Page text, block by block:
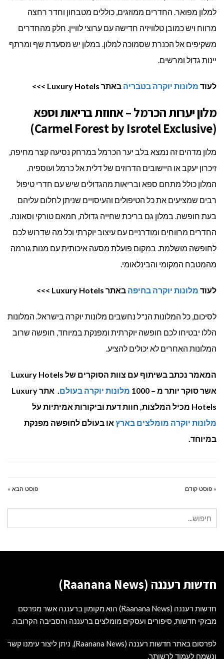
למלון מפואר. החדרים ממוזגים, כוללים מטבחון וחדר רחצה
מרווח ויש כמובן טלוויזיה חדישה עם ערוצי לוויין. חלק מהחדרים
משקיפים אל הכנרת שסמוכה למלון. במלון יש מסעדת שף ומרתף
יינות גדול ומרשים.
לעוד מלונות יוקרה בטבריה באתר Luxury Hotels >>>
מלון יערות הכרמל – אחוזת בריאות וספא
(Carmel Forest by Isrotel Exclusive)
מלון מדהים זה נמצא בלב יער הכרמל במרחק נסיעה קצר מחיפה,
זיכרון יעקב או היישובים הדרוזים של דלית אל כרמל ועוספיה.
המלון כולל מתחם ספא ובריאות מהגדולים שיש עם חדרי טיפול
רבים שמציעים את כל הטיפולים והעיסויים שניתן לחלום עליהם
בעת חופשה. במלון גם בריכת שחייה גדולה, חמאם טורקי וסאונה.
החדרים מרווחים ומודרניים עם עיצוב יוקרתי וכל מה שדרוש לכם
לחופשה מושלמת. במקום פועלת מסעה איכותית עם מנות גורמה
מהמטבח המקומי והבינלאומי.
לעוד מלונות יוקרה בחיפה באתר Luxury Hotels >>>
לסיכום, כל המלונות הנ"ל נחשבים מלונות יוקרה בישראל. המלונות
הללו יבטיחו לכם חופשה יוקרתית ומפנקת במיוחד, חופשה שרוב
המלונות האחרים לא יכולים להציע.
המאמר נכתב בשיתוף עם צוות הסוקרים של Luxury Hotels
אשר סוקר יותר מ – 1000
מלונות יוקרה בעולם
. אתר Luxury
Hotels מכיל המלצות, חוות דעת וביקורות אמיתיות על
מלונות יוקרה מומלצים בארץ או בעולם לחופשה מפנקת
במיוחד.
« פוסט קודם פוסט הבא »
עבור:
חדשות רעננה (Raanana News)
חדשות רעננה (Raanana News) הוא מקומון ברעננה אשר מפרסם
מבזקי חדשות, סיפורים ועסקים מומלצים ברעננה והסביבה הקרובה.
לפרסום באתר חדשות רעננה (Raanana News), ניתן ליצור עימנו קשר
ונשמח לעמוד לרשותך.